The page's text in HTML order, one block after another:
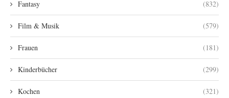
Fantasy (832)
Film & Musik (579)
Frauen (181)
Kinderbücher (299)
Kochen (321)